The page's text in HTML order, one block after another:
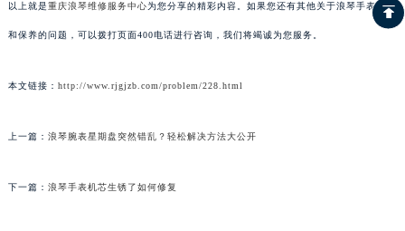
以上就是重庆浪琴维修服务中心为您分享的精彩内容。如果您还有其他关于浪琴手表维护
和保养的问题，可以拨打页面400电话进行咨询，我们将竭诚为您服务。
本文链接： http://www.rjgjzb.com/problem/228.html
上一篇： 浪琴腕表星期盘突然错乱？轻松解决方法大公开
下一篇： 浪琴手表机芯生锈了如何修复